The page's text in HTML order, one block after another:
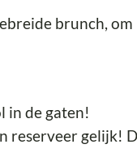
brunch, om
in de gaten!
reserveer gelijk!